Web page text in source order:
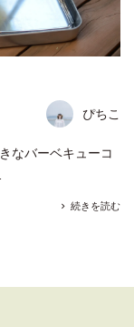
ぴちこ
なバーベキューコ
続きを読む